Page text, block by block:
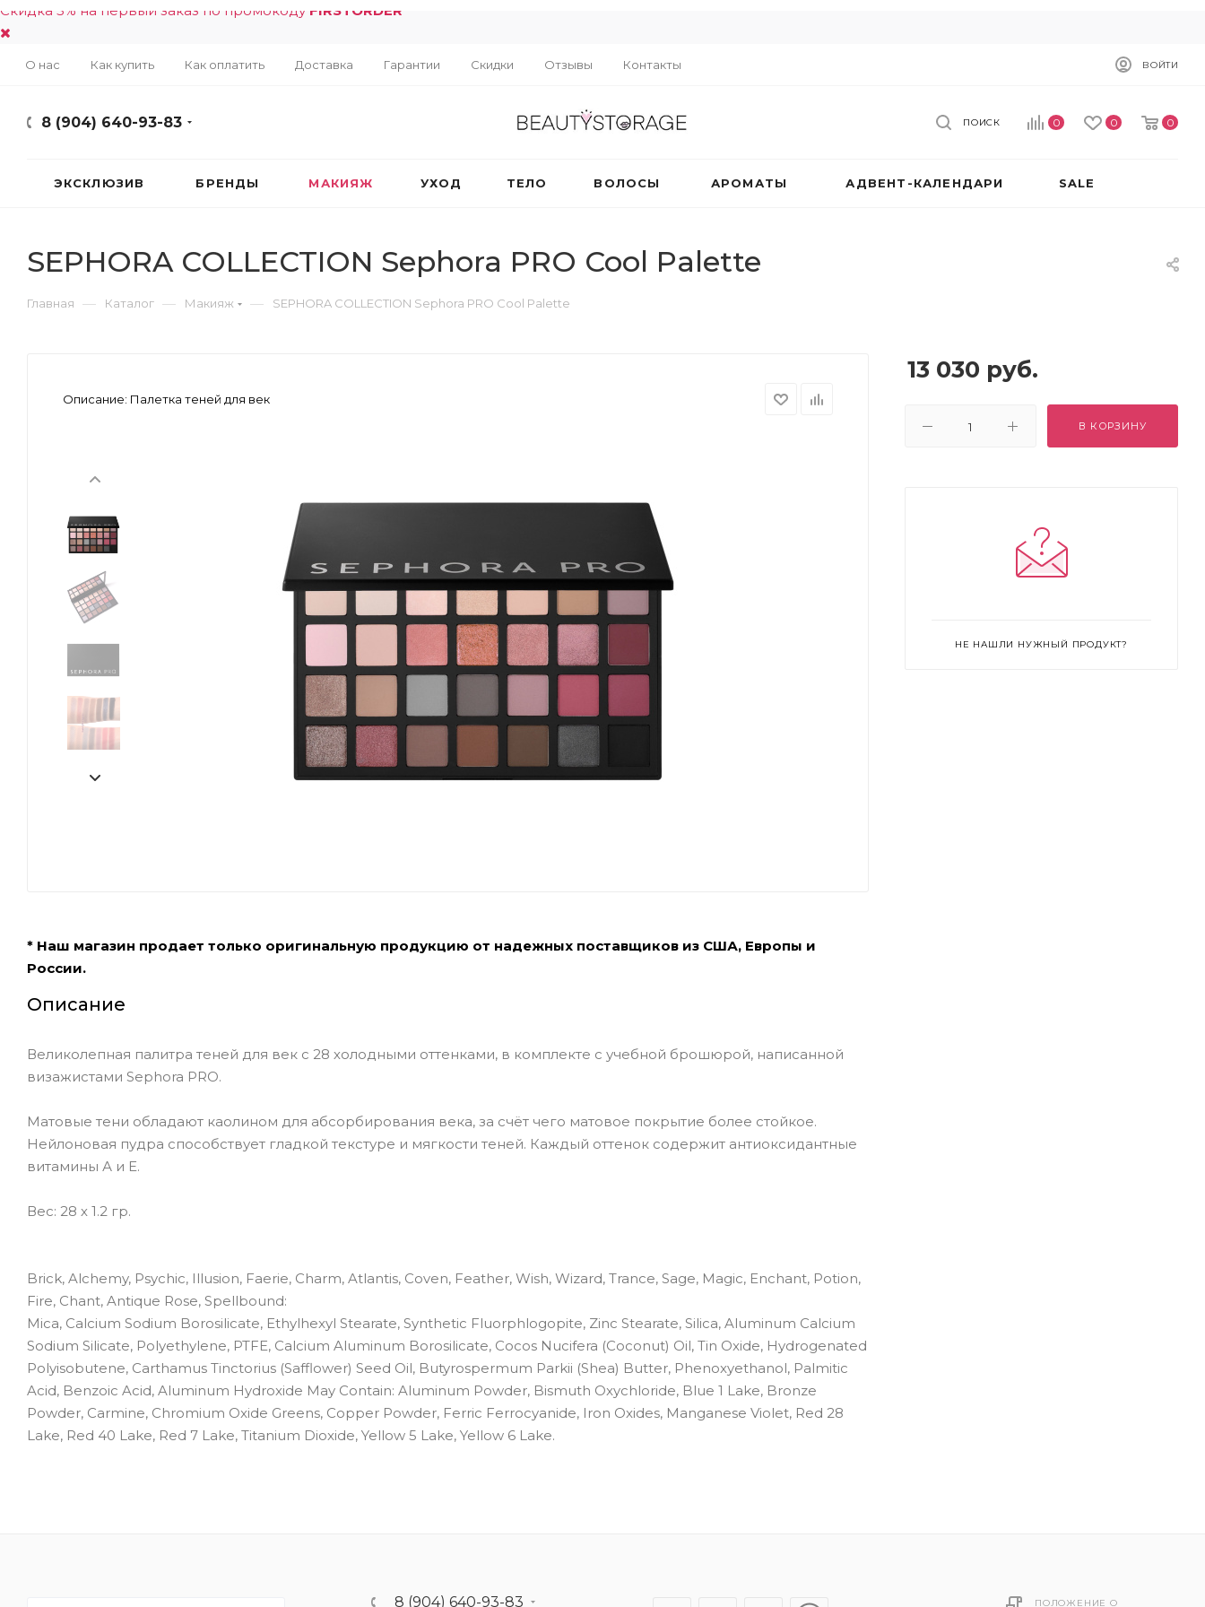
Скидка 5% на первый заказ по промокоду FIRSTORDER
О нас Как купить Как оплатить Доставка Гарантии Скидки Отзывы Контакты ВОЙТИ
8 (904) 640-93-83 0 0 0
ПОИСК
ЭКСКЛЮЗИВ БРЕНДЫ МАКИЯЖ УХОД ТЕЛО ВОЛОСЫ АРОМАТЫ АДВЕНТ-КАЛЕНДАРИ SALE
SEPHORA COLLECTION Sephora PRO Cool Palette
Главная — Каталог — Макияж — SEPHORA COLLECTION Sephora PRO Cool Palette
Описание: Палетка теней для век
* Наш магазин продает только оригинальную продукцию от надежных поставщиков из США, Европы и
России.
Описание
Великолепная палитра теней для век с 28 холодными оттенками, в комплекте с учебной брошюрой, написанной
визажистами Sephora PRO.
Матовые тени обладают каолином для абсорбирования века, за счёт чего матовое покрытие более стойкое.
Нейлоновая пудра способствует гладкой текстуре и мягкости теней. Каждый оттенок содержит антиоксидантные
витамины А и Е.
Вес: 28 х 1.2 гр.
Brick, Alchemy, Psychic, Illusion, Faerie, Charm, Atlantis, Coven, Feather, Wish, Wizard, Trance, Sage, Magic, Enchant, Potion,
Fire, Chant, Antique Rose, Spellbound:
Mica, Calcium Sodium Borosilicate, Ethylhexyl Stearate, Synthetic Fluorphlogopite, Zinc Stearate, Silica, Aluminum Calcium
Sodium Silicate, Polyethylene, PTFE, Calcium Aluminum Borosilicate, Cocos Nucifera (Coconut) Oil, Tin Oxide, Hydrogenated
Polyisobutene, Carthamus Tinctorius (Safflower) Seed Oil, Butyrospermum Parkii (Shea) Butter, Phenoxyethanol, Palmitic
Acid, Benzoic Acid, Aluminum Hydroxide May Contain: Aluminum Powder, Bismuth Oxychloride, Blue 1 Lake, Bronze
Powder, Carmine, Chromium Oxide Greens, Copper Powder, Ferric Ferrocyanide, Iron Oxides, Manganese Violet, Red 28
Lake, Red 40 Lake, Red 7 Lake, Titanium Dioxide, Yellow 5 Lake, Yellow 6 Lake.
13 030 руб.
В КОРЗИНУ
НЕ НАШЛИ НУЖНЫЙ ПРОДУКТ?
8 (904) 640-93-83 ПОЛОЖЕНИЕ О